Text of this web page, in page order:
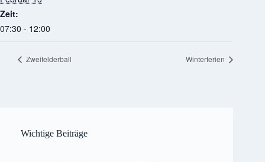
Zeit:
07:30 - 12:00
Zweifelderball Winterferien
Wichtige Beiträge